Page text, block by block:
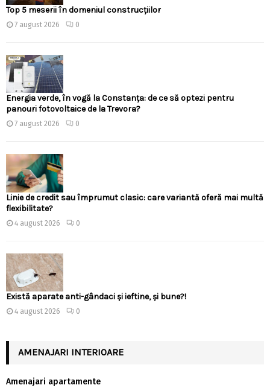
Top 5 meserii în domeniul construcțiilor
7 august 2026 0
Energia verde, în vogă la Constanța: de ce să optezi pentru
panouri fotovoltaice de la Trevora?
7 august 2026 0
Linie de credit sau împrumut clasic: care variantă oferă mai multă
flexibilitate?
4 august 2026 0
Există aparate anti-gândaci și ieftine, și bune?!
4 august 2026 0
AMENAJARI INTERIOARE
Amenajari apartamente